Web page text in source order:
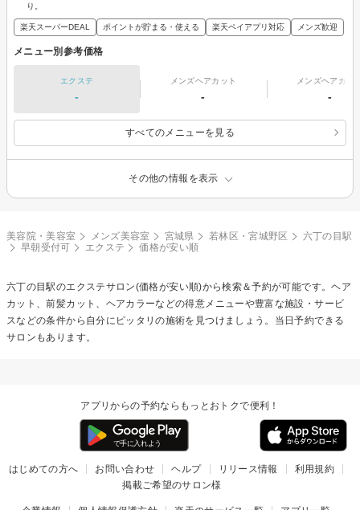
り。
楽天スーパーDEAL ポイントが貯まる・使える 楽天ペイアプリ対応 メンズ歓迎
メニュー別参考価格
エクステ
-
メンズヘアカット
-
メンズヘアカラ
-
すべてのメニューを見る
その他の情報を表示
美容院・美容室 メンズ美容室 宮城県 若林区・宮城野区
六丁の目駅
早朝受付可
エクステ 価格が安い順
六丁の目駅のエクステサロン(価格が安い順)から検索＆予約が可能です。ヘア
カット、前髪カット、ヘアカラーなどの得意メニューや豊富な施設・サービ
スなどの条件から自分にピッタリの施術を見つけましょう。当日予約できる
サロンもあります。
アプリからの予約ならもっとおトクで便利！
はじめての方へ お問い合わせ ヘルプ リリース情報
利用規約
掲載ご希望のサロン様